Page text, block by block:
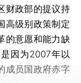
政部的提议持
高级别政策制定
的意愿和能力缺
因为2007年以
成员国政府赤字